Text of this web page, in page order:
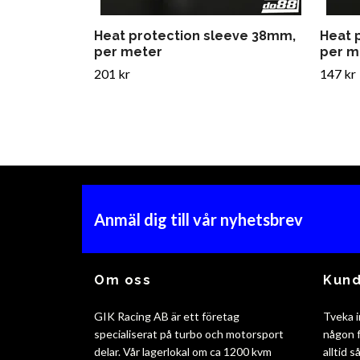
Heat protection sleeve 38mm,
per meter
201 kr
Heat
per
147 kr
Anmäl dig till vår nyhetsbrev
Om oss
GIK Racing AB är ett företag
specialiserat på turbo och motorsport
delar. Vår lagerlokal om ca 1200 kvm
Tveka
någon
alltid